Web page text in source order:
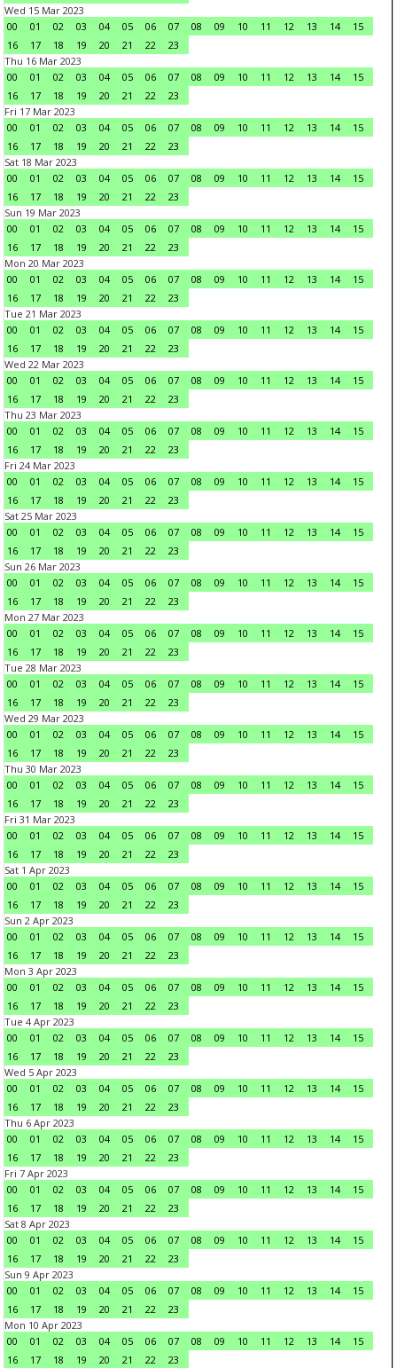
Wed 15 Mar 2023
00
01 02 03 04 05 06 07 08 09 10 11 12 13 14
15
16
17 18 19 20 21 22
23
Thu 16 Mar 2023
00
01 02 03 04 05 06 07 08 09 10 11 12 13 14
15
16
17 18 19 20 21 22
23
Fri 17 Mar 2023
00
01 02 03 04 05 06 07 08 09 10 11 12 13 14
15
16
17 18 19 20 21 22
23
Sat 18 Mar 2023
00
01 02 03 04 05 06 07 08 09 10 11 12 13 14
15
16
17 18 19 20 21 22
23
Sun 19 Mar 2023
00
01 02 03 04 05 06 07 08 09 10 11 12 13 14
15
16
17 18 19 20 21 22
23
Mon 20 Mar 2023
00
01 02 03 04 05 06 07 08 09 10 11 12 13 14
15
16
17 18 19 20 21 22
23
Tue 21 Mar 2023
00
01 02 03 04 05 06 07 08 09 10 11 12 13 14
15
16
17 18 19 20 21 22
23
Wed 22 Mar 2023
00
01 02 03 04 05 06 07 08 09 10 11 12 13 14
15
16
17 18 19 20 21 22
23
Thu 23 Mar 2023
00
01 02 03 04 05 06 07 08 09 10 11 12 13 14
15
16
17 18 19 20 21 22
23
Fri 24 Mar 2023
00
01 02 03 04 05 06 07 08 09 10 11 12 13 14
15
16
17 18 19 20 21 22
23
Sat 25 Mar 2023
00
01 02 03 04 05 06 07 08 09 10 11 12 13 14
15
16
17 18 19 20 21 22
23
Sun 26 Mar 2023
00
01 02 03 04 05 06 07 08 09 10 11 12 13 14
15
16
17 18 19 20 21 22
23
Mon 27 Mar 2023
00
01 02 03 04 05 06 07 08 09 10 11 12 13 14
15
16
17 18 19 20 21 22
23
Tue 28 Mar 2023
00
01 02 03 04 05 06 07 08 09 10 11 12 13 14
15
16
17 18 19 20 21 22
23
Wed 29 Mar 2023
00
01 02 03 04 05 06 07 08 09 10 11 12 13 14
15
16
17 18 19 20 21 22
23
Thu 30 Mar 2023
00
01 02 03 04 05 06 07 08 09 10 11 12 13 14
15
16
17 18 19 20 21 22
23
Fri 31 Mar 2023
00
01 02 03 04 05 06 07 08 09 10 11 12 13 14
15
16
17 18 19 20 21 22
23
Sat 1 Apr 2023
00
01 02 03 04 05 06 07 08 09 10 11 12 13 14
15
16
17 18 19 20 21 22
23
Sun 2 Apr 2023
00
01 02 03 04 05 06 07 08 09 10 11 12 13 14
15
16
17 18 19 20 21 22
23
Mon 3 Apr 2023
00
01 02 03 04 05 06 07 08 09 10 11 12 13 14
15
16
17 18 19 20 21 22
23
Tue 4 Apr 2023
00
01 02 03 04 05 06 07 08 09 10 11 12 13 14
15
16
17 18 19 20 21 22
23
Wed 5 Apr 2023
00
01 02 03 04 05 06 07 08 09 10 11 12 13 14
15
16
17 18 19 20 21 22
23
Thu 6 Apr 2023
00
01 02 03 04 05 06 07 08 09 10 11 12 13 14
15
16
17 18 19 20 21 22
23
Fri 7 Apr 2023
00
01 02 03 04 05 06 07 08 09 10 11 12 13 14
15
16
17 18 19 20 21 22
23
Sat 8 Apr 2023
00
01 02 03 04 05 06 07 08 09 10 11 12 13 14
15
16
17 18 19 20 21 22
23
Sun 9 Apr 2023
00
01 02 03 04 05 06 07 08 09 10 11 12 13 14
15
16
17 18 19 20 21 22
23
Mon 10 Apr 2023
00
01 02 03 04 05 06 07 08 09 10 11 12 13 14
15
16
17 18 19 20 21 22
23